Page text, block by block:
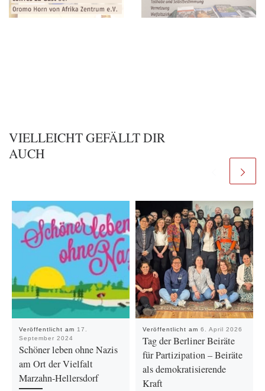
VIELLEICHT GEFÄLLT DIR
AUCH
Veröffentlicht am 17.
September 2024
Schöner leben ohne Nazis
am Ort der Vielfalt
Marzahn-Hellersdorf
Veröffentlicht am 6. April 2026
Tag der Berliner Beiräte
für Partizipation – Beiräte
als demokratisierende
Kraft